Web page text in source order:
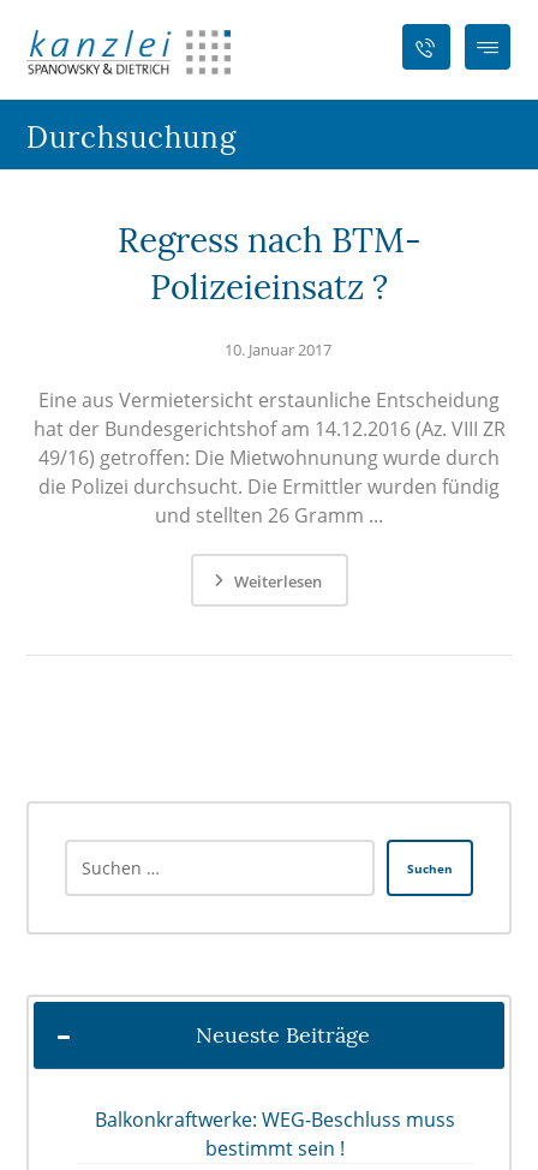
Durchsuchung
Regress nach BTM-
Polizeieinsatz ?
10. Januar 2017
Eine aus Vermietersicht erstaunliche Entscheidung
hat der Bundesgerichtshof am 14.12.2016 (Az. VIII ZR
49/16) getroffen: Die Mietwohnunung wurde durch
die Polizei durchsucht. Die Ermittler wurden fündig
und stellten 26 Gramm ...
Weiterlesen
Suchen
Neueste Beiträge
Balkonkraftwerke: WEG-Beschluss muss
bestimmt sein !